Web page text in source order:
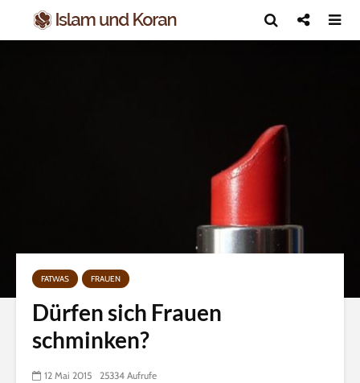
FATWAS FRAUEN
Dürfen sich Frauen
schminken?
12 Mai 2015 25334 Aufrufe